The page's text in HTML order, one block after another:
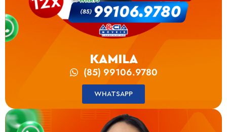
KAMILA
(85) 99106.9780
WHATSAPP